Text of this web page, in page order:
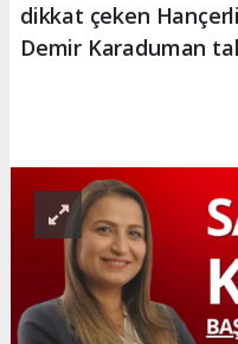
dikkat çeken
Demir Karaduman